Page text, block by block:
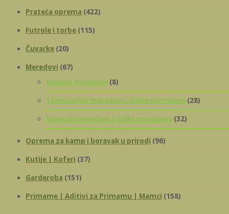
Prateća oprema (422)
Futrole i torbe (115)
Čuvarke (20)
Meredovi (67)
Klasični meredovi (8)
Takmičarski meredovi i drške meredova (28)
Šaranski meredovi i drške meredova (32)
Oprema za kamp i boravak u prirodi (96)
Kutije | Koferi (37)
Garderoba (151)
Primame | Aditivi za Primamu | Mamci (158)